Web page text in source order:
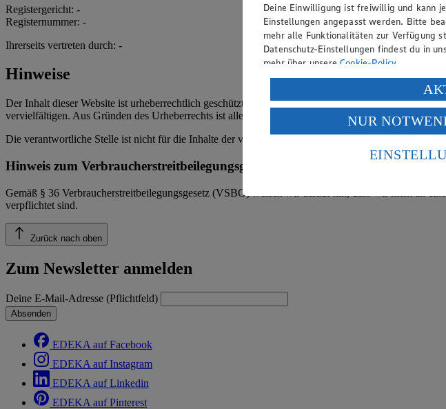
Registergericht: -
Registernummer: -
Ihrerseits vertreten durch: -
Hinweise
Der Inhalt dieser Website ist urheberrechtlich geschützt. Der Herausgeber gewährt Ihnen jedoch
vervielfältigen. Aus Gründen des Urheberrechts ist allerdings die Speicherung und Vervielfältigung
Die verantwortliche Stelle ist nicht für die Inhalte der versendeten Angebotsinformationen
Hinweis zum Verbraucherstreitbeilegungsgesetz
Gemäß § 36 Verbraucherstreitbeilegungsgesetz (VSBG) weisen wir darauf hin, dass wir nicht an
verpflichtet sind.
Zurück nach oben
Zum Newsletter anmelden
Deine E-Mail-Adresse (Pflichtfeld)
Absenden
EDEKA auf Facebook
EDEKA auf Instagram
EDEKA auf Linkedin
EDEKA auf Pinterest
Deine Einwilligung ist freiwillig und kann
Einstellungen angepasst werden. Bitte
mehr alle Funktionalitäten zur Verfügung
Datenschutz-Einstellungen findest du in
mehr über unsereCookie-Policy.
Verarbeitung deiner personenbezogenen
Wenn du auf „Aktivieren“ klickst, willigst
ein, dass deine Daten in den USA
einem nach europäischen Standards nicht
Risiko eines Zugriffs durch US-
NUR